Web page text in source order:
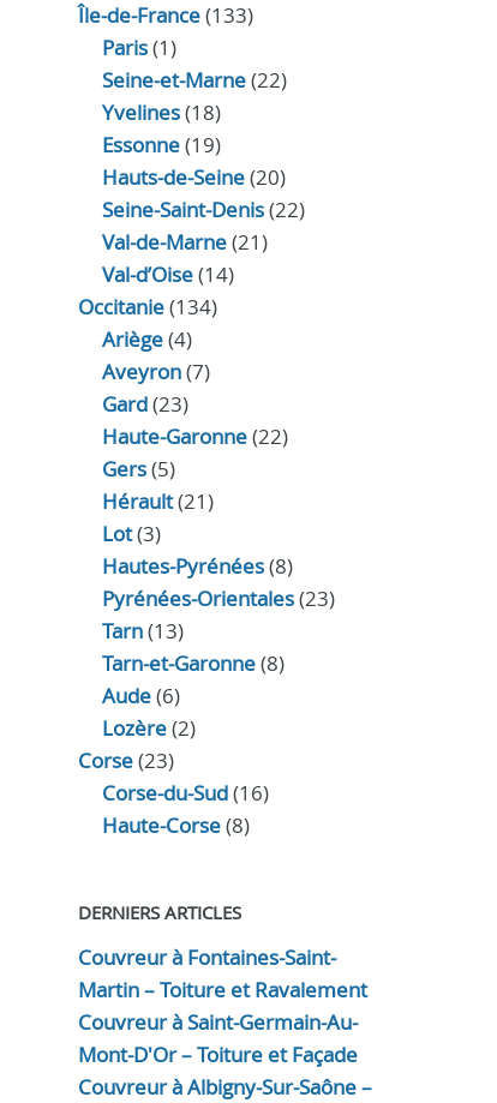
Île-de-France(133)
Paris(1)
Seine-et-Marne(22)
Yvelines(18)
Essonne(19)
Hauts-de-Seine(20)
Seine-Saint-Denis(22)
Val-de-Marne(21)
Val-d’Oise(14)
Occitanie(134)
Ariège(4)
Aveyron(7)
Gard(23)
Haute-Garonne(22)
Gers(5)
Hérault(21)
Lot(3)
Hautes-Pyrénées(8)
Pyrénées-Orientales(23)
Tarn(13)
Tarn-et-Garonne(8)
Aude(6)
Lozère(2)
Corse(23)
Corse-du-Sud(16)
Haute-Corse(8)
DERNIERS ARTICLES
Couvreur à Fontaines-Saint-
Martin – Toiture et Ravalement
Couvreur à Saint-Germain-Au-
Mont-D'Or – Toiture et Façade
Couvreur à Albigny-Sur-Saône –